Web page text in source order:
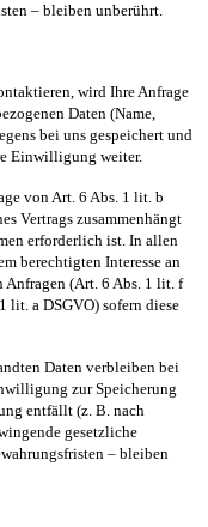
– bleiben unberührt.
wird Ihre Anfrage
Daten (Name,
bei uns gespeichert und
Einwilligung weiter.
von Art. 6 Abs. 1 lit. b
Vertrags zusammenhängt
erforderlich ist. In allen
berechtigten Interesse an
Anfragen (Art. 6 Abs. 1 lit. f
lit. a DSGVO) sofern diese
Daten verbleiben bei
zur Speicherung
entfällt (z. B. nach
gesetzliche
– bleiben